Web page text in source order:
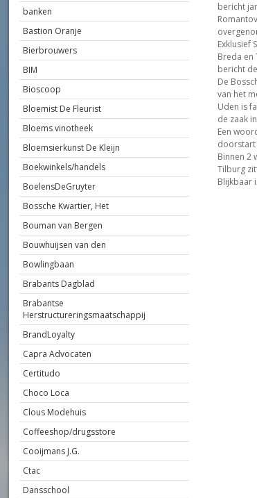
banken
Bastion Oranje
Bierbrouwers
BIM
Bioscoop
Bloemist De Fleurist
Bloems vinotheek
Bloemsierkunst De Kleijn
Boekwinkels/handels
BoelensDeGruyter
Bossche Kwartier, Het
Bouman van Bergen
Bouwhuijsen van den
Bowlingbaan
Brabants Dagblad
Brabantse
Herstructureringsmaatschappij
BrandLoyalty
Capra Advocaten
Certitudo
Choco Loca
Clous Modehuis
Coffeeshop/drugsstore
Cooijmans J.G.
Ctac
Dansschool
bericht
Exklusief
Breda en
bericht
De
van het
Uden is
de zaak
Een
doorstart
Binnen 2
Tilburg
Blijkbaar